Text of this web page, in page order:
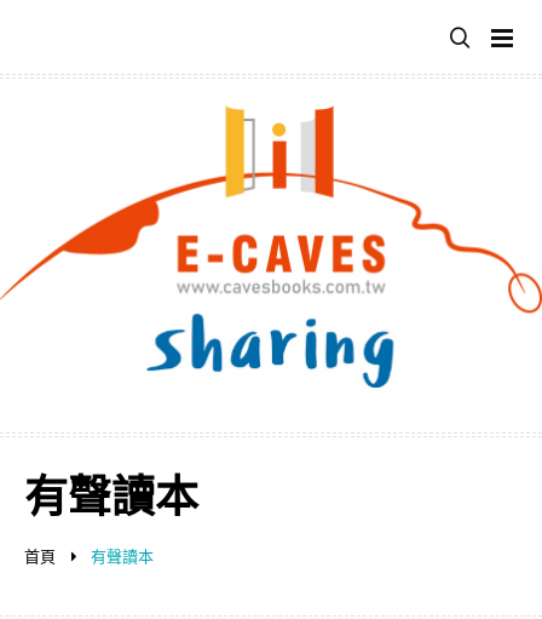
主
首頁 有聲讀本
有聲讀本